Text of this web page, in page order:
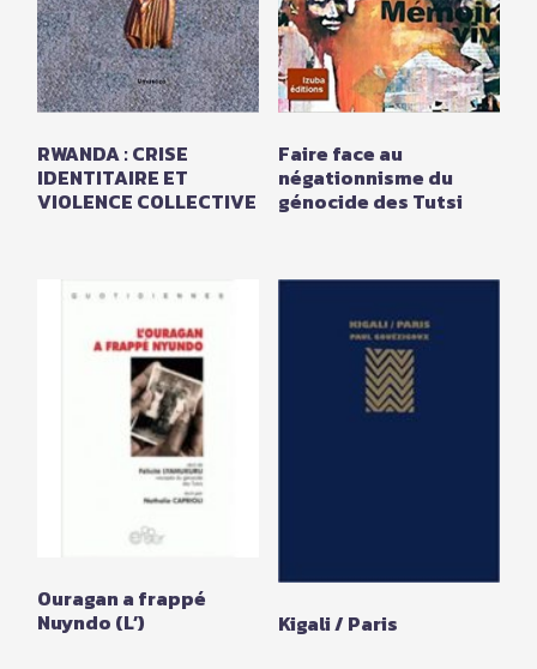
RWANDA : CRISE
IDENTITAIRE ET
VIOLENCE COLLECTIVE
Faire face au
négationnisme du
génocide des Tutsi
Ouragan a frappé
Nuyndo (L’)
Kigali / Paris